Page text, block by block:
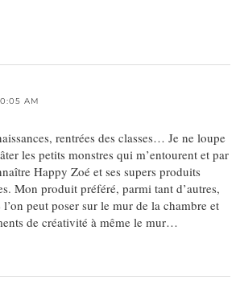
AM
rentrées des classes… Je ne loupe
les petits monstres qui m’entourent et par
Happy Zoé et ses supers produits
Mon produit préféré, parmi tant d’autres,
peut poser sur le mur de la chambre et
de créativité à même le mur…